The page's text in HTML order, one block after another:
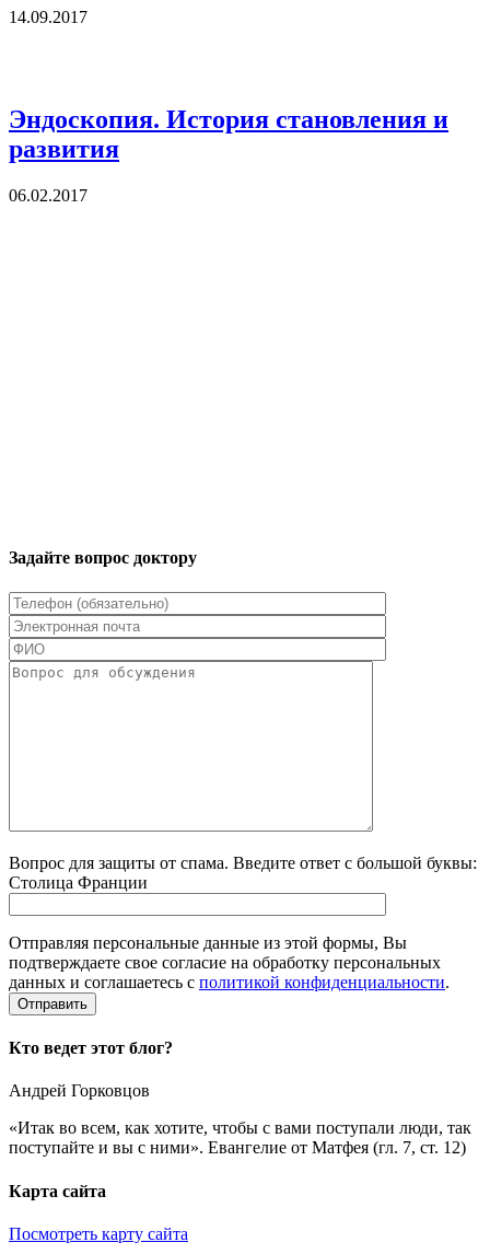
14.09.2017
Эндоскопия. История становления и
развития
06.02.2017
Задайте вопрос доктору
Вопрос для защиты от спама. Введите ответ с большой буквы:
Столица Франции
Отправляя персональные данные из этой формы, Вы
подтверждаете свое согласие на обработку персональных
данных и соглашаетесь с политикой конфиденциальности.
Кто ведет этот блог?
Андрей Горковцов
«Итак во всем, как хотите, чтобы с вами поступали люди, так
поступайте и вы с ними». Евангелие от Матфея (гл. 7, ст. 12)
Карта сайта
Посмотреть карту сайта